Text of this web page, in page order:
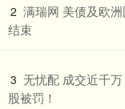
2 满瑞网 美债及欧
结束
3 无忧配 成交近千
股被罚！